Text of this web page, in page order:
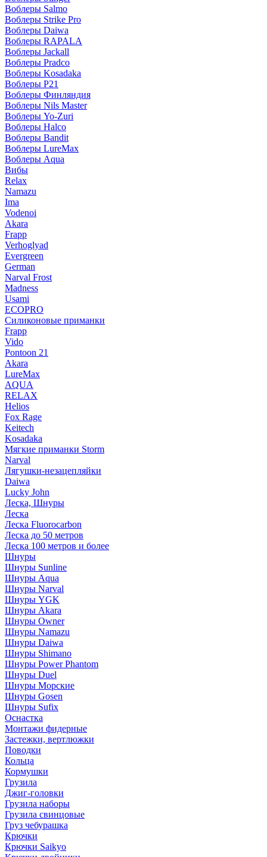
Воблеры Salmo
Воблеры Strike Pro
Воблеры Daiwa
Воблеры RAPALA
Воблеры Jackall
Воблеры Pradco
Воблеры Kosadaka
Воблеры P21
Воблеры Финляндия
Воблеры Nils Master
Воблеры Yo-Zuri
Воблеры Halco
Воблеры Bandit
Воблеры LureMax
Воблеры Aqua
Вибы
Relax
Namazu
Ima
Vodenoi
Akara
Frapp
Verhoglyad
Evergreen
German
Narval Frost
Madness
Usami
ECOPRO
Силиконовые приманки
Frapp
Vido
Pontoon 21
Akara
LureMax
AQUA
RELAX
Helios
Fox Rage
Keitech
Kosadaka
Мягкие приманки Storm
Narval
Лягушки-незацепляйки
Daiwa
Lucky John
Леска, Шнуры
Леска
Леска Fluorocarbon
Леска до 50 метров
Леска 100 метров и более
Шнуры
Шнуры Sunline
Шнуры Aqua
Шнуры Narval
Шнуры YGK
Шнуры Akara
Шнуры Owner
Шнуры Namazu
Шнуры Daiwa
Шнуры Shimano
Шнуры Power Phantom
Шнуры Duel
Шнуры Морские
Шнуры Gosen
Шнуры Sufix
Оснастка
Монтажи фидерные
Застежки, вертлюжки
Поводки
Кольца
Кормушки
Грузила
Джиг-головки
Грузила наборы
Грузила свинцовые
Груз чебурашка
Крючки
Крючки Saikyo